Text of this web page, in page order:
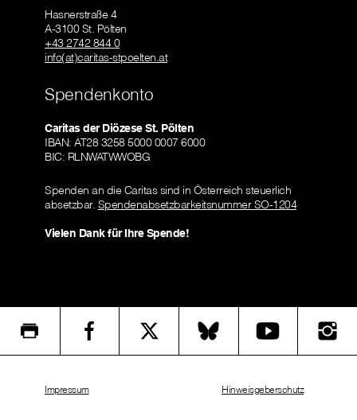
Hasnerstraße 4
A-3100 St. Pölten
+43 2742 844 0
info(at)caritas-stpoelten.at
Spendenkonto
Caritas der Diözese St. Pölten
IBAN: AT28 3258 5000 0007 6000
BIC: RLNWATWWOBG
Spenden an die Caritas sind in Österreich steuerlich
absetzbar. Spendenabsetzbarkeitsnummer SO-1204
Vielen Dank für Ihre Spende!
Impressum Hinweisgeberschutz